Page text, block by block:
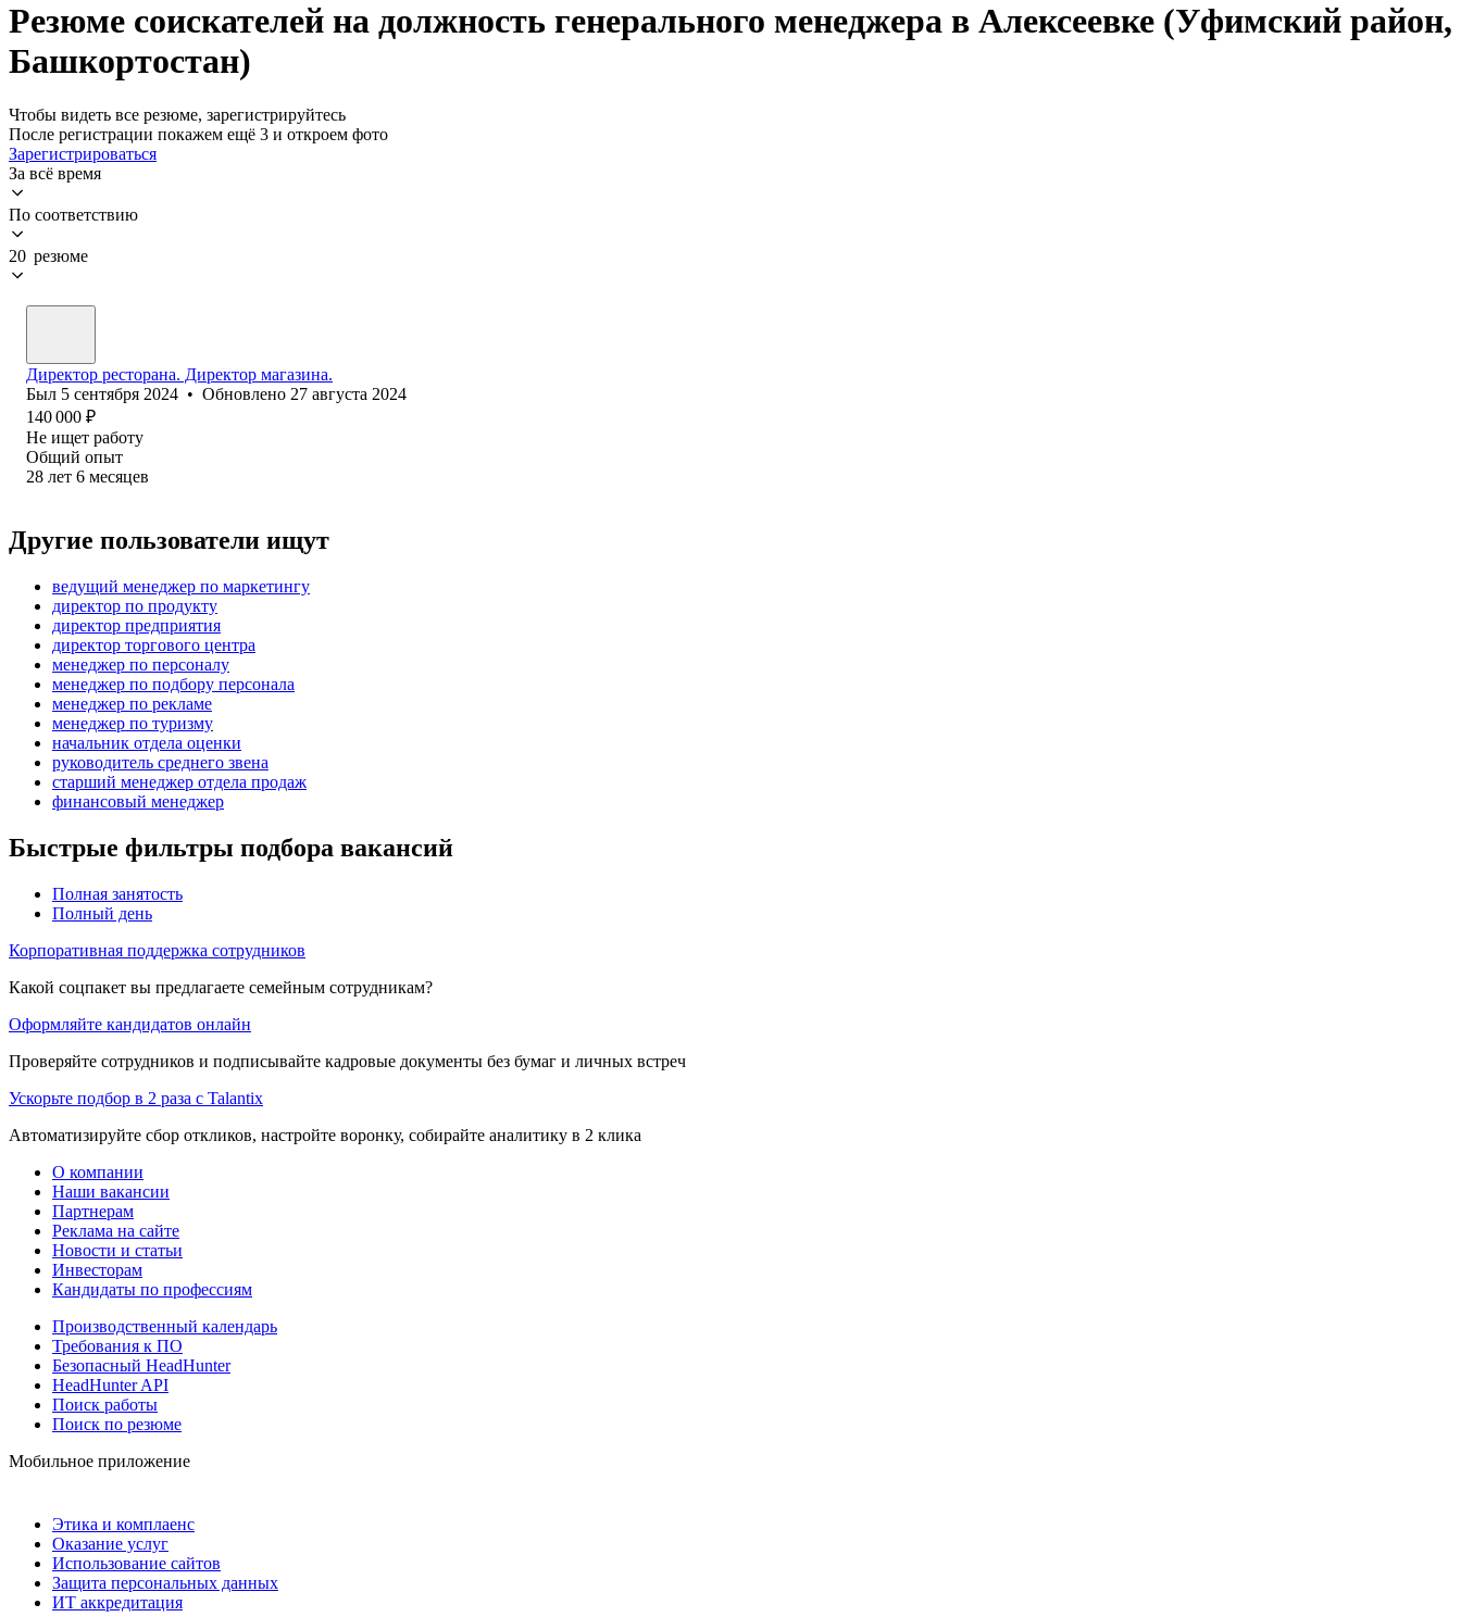
Резюме соискателей на должность генерального менеджера в Алексеевке (Уфимский район,
Башкортостан)
Чтобы видеть все резюме, зарегистрируйтесь
После регистрации покажем ещё 3 и откроем фото
Зарегистрироваться
За всё время
По соответствию
20 резюме
Директор ресторана. Директор магазина.
Был 5 сентября 2024 • Обновлено 27 августа 2024
140 000 ₽
Не ищет работу
Общий опыт
28 лет 6 месяцев
Другие пользователи ищут
ведущий менеджер по маркетингу
директор по продукту
директор предприятия
директор торгового центра
менеджер по персоналу
менеджер по подбору персонала
менеджер по рекламе
менеджер по туризму
начальник отдела оценки
руководитель среднего звена
старший менеджер отдела продаж
финансовый менеджер
Быстрые фильтры подбора вакансий
Полная занятость
Полный день
Корпоративная поддержка сотрудников
Какой соцпакет вы предлагаете семейным сотрудникам?
Оформляйте кандидатов онлайн
Проверяйте сотрудников и подписывайте кадровые документы без бумаг и личных встреч
Ускорьте подбор в 2 раза с Talantix
Автоматизируйте сбор откликов, настройте воронку, собирайте аналитику в 2 клика
О компании
Наши вакансии
Партнерам
Реклама на сайте
Новости и статьи
Инвесторам
Кандидаты по профессиям
Производственный календарь
Требования к ПО
Безопасный HeadHunter
HeadHunter API
Поиск работы
Поиск по резюме
Мобильное приложение
Этика и комплаенс
Оказание услуг
Использование сайтов
Защита персональных данных
ИТ аккредитация